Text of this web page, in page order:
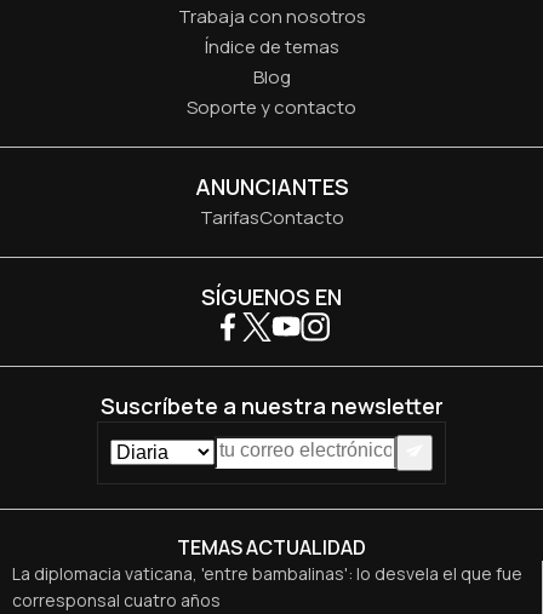
Trabaja con nosotros
Índice de temas
Blog
Soporte y contacto
ANUNCIANTES
TarifasContacto
TEMAS ACTUALIDAD
La diplomacia vaticana, 'entre bambalinas': lo desvela el que fue
corresponsal cuatro años
SÍGUENOS EN
Suscríbete a nuestra newsletter